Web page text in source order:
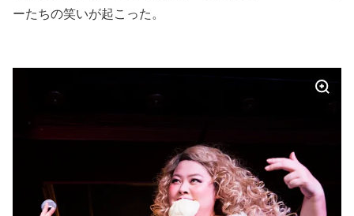
ーたちの笑いが起こった。